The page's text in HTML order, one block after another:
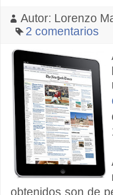
Autor: Lorenzo
2 comentarios
obtenidos son de